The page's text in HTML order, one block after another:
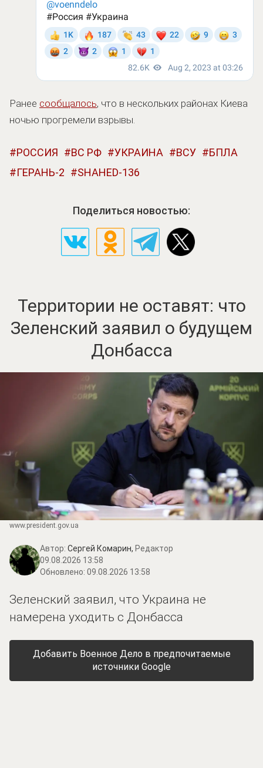
Ранее сообщалось, что в нескольких районах Киева
ночью прогремели взрывы.
РОССИЯ ВС РФ УКРАИНА ВСУ
БПЛА
ГЕРАНЬ-2
SHAHED-136
Поделиться новостью:
Территории не оставят: что
Зеленский заявил о будущем
Донбасса
www.prеsidеnt.gоv.uа
Автор: Сергей Комарин, Редактор
09.08.2026 13:58
Обновлено: 09.08.2026 13:58
Зеленский заявил, что Украина не
намерена уходить с Донбасса
Добавить Военное Дело в предпочитаемые
источники Google